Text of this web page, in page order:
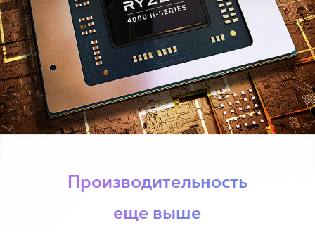
Производительность
еще выше